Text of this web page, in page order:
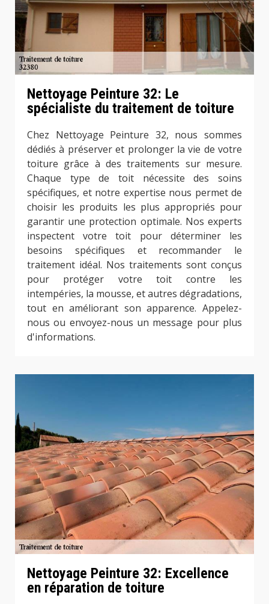
Nettoyage Peinture 32: Le
spécialiste du traitement de toiture
Chez Nettoyage Peinture 32, nous sommes
dédiés à préserver et prolonger la vie de votre
toiture grâce à des traitements sur mesure.
Chaque type de toit nécessite des soins
spécifiques, et notre expertise nous permet de
choisir les produits les plus appropriés pour
garantir une protection optimale. Nos experts
inspectent votre toit pour déterminer les
besoins spécifiques et recommander le
traitement idéal. Nos traitements sont conçus
pour protéger votre toit contre les
intempéries, la mousse, et autres dégradations,
tout en améliorant son apparence. Appelez-
nous ou envoyez-nous un message pour plus
d'informations.
Nettoyage Peinture 32: Excellence
en réparation de toiture